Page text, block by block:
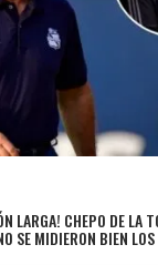
LARGA! CHEPO DE LA
SE MIDIERON BIEN